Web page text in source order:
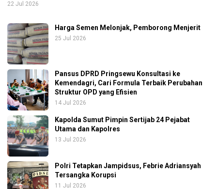
22 Jul 2026
Harga Semen Melonjak, Pemborong Menjerit
25 Jul 2026
Pansus DPRD Pringsewu Konsultasi ke
Kemendagri, Cari Formula Terbaik Perubahan
Struktur OPD yang Efisien
14 Jul 2026
Kapolda Sumut Pimpin Sertijab 24 Pejabat
Utama dan Kapolres
13 Jul 2026
Polri Tetapkan Jampidsus, Febrie Adriansyah
Tersangka Korupsi
11 Jul 2026